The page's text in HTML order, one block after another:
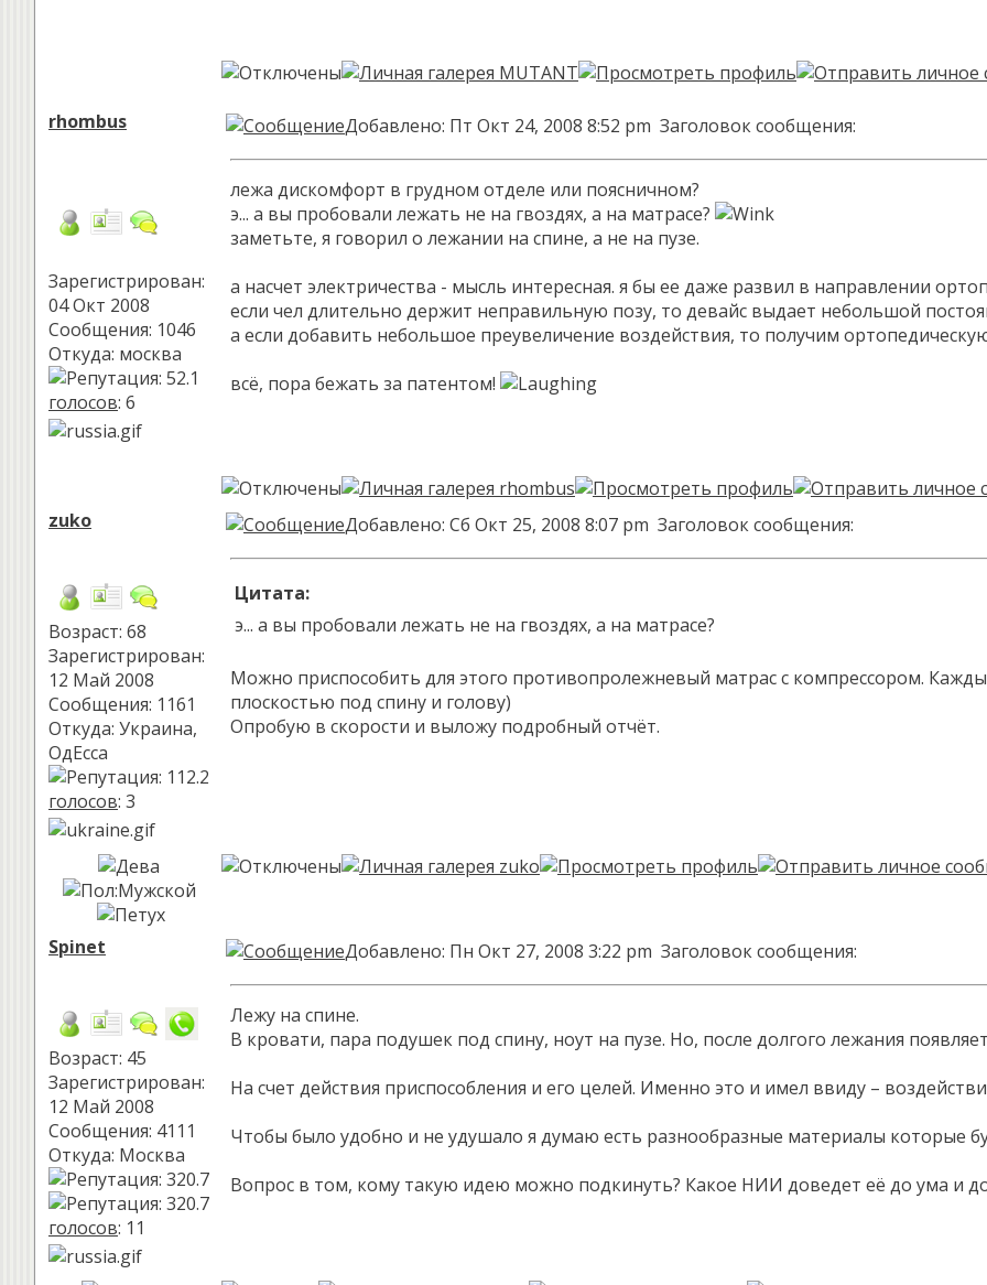
rhombus
Зарегистрирован:
04 Окт 2008
Сообщения: 1046
Откуда: москва
голосов: 6
Добавлено: Пт Окт 24, 2008 8:52 pm Заголовок сообщения:
лежа дискомфорт в грудном отделе или поясничном?
э... а вы пробовали лежать не на гвоздях, а на матрасе?
заметьте, я говорил о лежании на спине, а не на пузе.
а насчет электричества - мысль интересная. я бы ее даже развил в направлении
если чел длительно держит неправильную позу, то девайс выдает небольшой
а если добавить небольшое преувеличение воздействия, то получим
всё, пора бежать за патентом!
zuko
Возраст: 68
Зарегистрирован:
12 Май 2008
Сообщения: 1161
Откуда: Украина,
ОдЕсса
голосов: 3
Добавлено: Сб Окт 25, 2008 8:07 pm Заголовок сообщения:
Цитата:
э... а вы пробовали лежать не на гвоздях, а на матрасе?
Можно приспособить для этого противопролежневый матрас с компрессором.
плоскостью под спину и голову)
Опробую в скорости и выложу подробный отчёт.
Spinet
Возраст: 45
Зарегистрирован:
12 Май 2008
Сообщения: 4111
Откуда: Москва
голосов: 11
Добавлено: Пн Окт 27, 2008 3:22 pm Заголовок сообщения:
Лежу на спине.
В кровати, пара подушек под спину, ноут на пузе. Но, после долгого лежания
На счет действия приспособления и его целей. Именно это и имел ввиду –
Чтобы было удобно и не удушало я думаю есть разнообразные материалы которые
Вопрос в том, кому такую идею можно подкинуть? Какое НИИ доведет её до ума и